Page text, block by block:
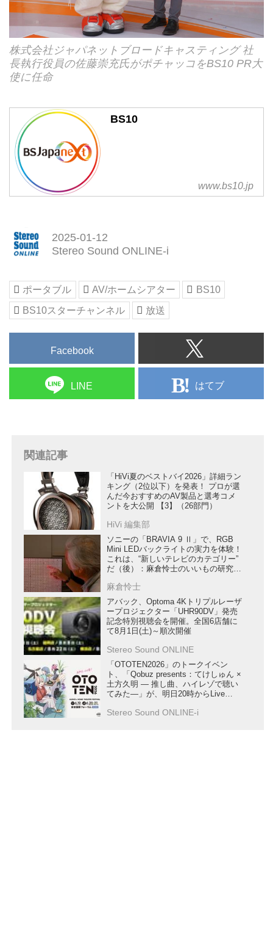
株式会社ジャパネットブロードキャスティング 社
長執行役員の佐藤崇充氏がポチャッコをBS10 PR大
使に任命
BS10
www.bs10.jp
2025-01-12
Stereo Sound ONLINE-i
ポータブル AV/ホームシアター
BS10
BS10スターチャンネル
放送
Facebook
LINE はてブ
関連記事
「HiVi夏のベストバイ2026」詳細ラン
キング（2位以下）を発表！ プロが選
んだ今おすすめのAV製品と選考コメ
ントを大公開 【3】（26部門）
HiVi 編集部
ソニーの「BRAVIA 9 Ⅱ」で、RGB
Mini LEDバックライトの実力を体験！
これは、“新しいテレビのカテゴリー”
だ（後）：麻倉怜士のいいもの研究所
麻倉怜士
アバック、Optoma 4Kトリプルレーザ
ープロジェクター「UHR90DV」発売
記念特別視聴会を開催。全国6店舗に
て8月1日(土)～順次開催
Stereo Sound ONLINE
「OTOTEN2026」のトークイベン
ト、「Qobuz presents：てけしゅん ×
土方久明 ― 推し曲、ハイレゾで聴い
てみた―」が、明日20時からLive
Stereo Sound ONLINE-i